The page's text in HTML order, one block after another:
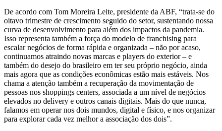
De acordo com Tom Moreira Leite, presidente da ABF, “trata-se do
oitavo trimestre de crescimento seguido do setor, sustentando nossa
curva de desenvolvimento para além dos impactos da pandemia.
Isso representa também a força do modelo de franchising para
escalar negócios de forma rápida e organizada – não por acaso,
continuamos atraindo novas marcas e players do exterior – e
também do desejo do brasileiro em ter seu próprio negócio, ainda
mais agora que as condições econômicas estão mais estáveis. Nos
chama a atenção também a recuperação da movimentação de
pessoas nos shoppings centers, associada a um nível de negócios
elevados no delivery e outros canais digitais. Mais do que nunca,
falamos em operar nos dois mundos, digital e físico, e nos organizar
para explorar cada vez melhor a associação dos dois”.